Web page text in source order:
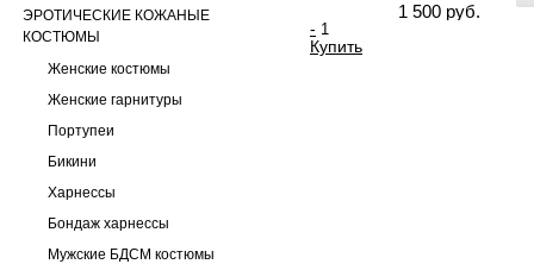
ЭРОТИЧЕСКИЕ КОЖАНЫЕ
КОСТЮМЫ
Женские костюмы
Женские гарнитуры
Портупеи
Бикини
Харнессы
Бондаж харнессы
Мужские БДСМ костюмы
1 500 руб.
-
Купить